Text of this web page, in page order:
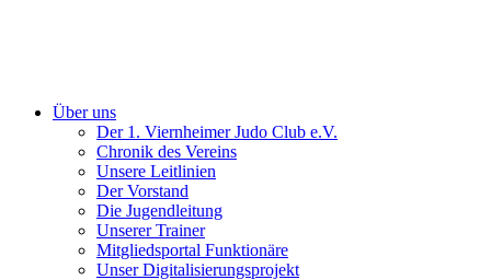
Über uns
Der 1. Viernheimer Judo Club e.V.
Chronik des Vereins
Unsere Leitlinien
Der Vorstand
Die Jugendleitung
Unserer Trainer
Mitgliedsportal Funktionäre
Unser Digitalisierungsprojekt